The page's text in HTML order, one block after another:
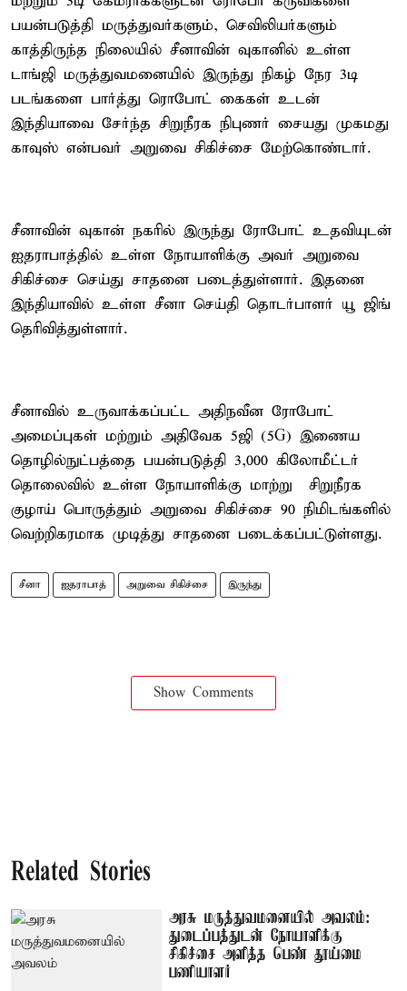
பயன்படுத்தி மருத்துவர்களும், செவிலியர்களும்
காத்திருந்த நிலையில் சீனாவின் வுகானில் உள்ள
டாங்ஜி மருத்துவமனையில் இருந்து நிகழ் நேர 3டி
படங்களை பார்த்து ரொபோட் கைகள் உடன்
இந்தியாவை சேர்ந்த சிறுநீரக நிபுணர் சையது முகமது
காவுஸ் என்பவர் அறுவை சிகிச்சை மேற்கொண்டார்.
சீனாவின் வுகான் நகரில் இருந்து ரோபோட் உதவியுடன்
ஐதராபாத்தில் உள்ள நோயாளிக்கு அவர் அறுவை
சிகிச்சை செய்து சாதனை படைத்துள்ளார். இதனை
இந்தியாவில் உள்ள சீனா செய்தி தொடர்பாளர் யூ ஜிங்
தெரிவித்துள்ளார்.
சீனாவில் உருவாக்கப்பட்ட அதிநவீன ரோபோட்
அமைப்புகள் மற்றும் அதிவேக 5ஜி (5G) இணைய
தொழில்நுட்பத்தை பயன்படுத்தி 3,000 கிலோமீட்டர்
தொலைவில் உள்ள நோயாளிக்கு மாற்று சிறுநீரக
குழாய் பொருத்தும் அறுவை சிகிச்சை 90 நிமிடங்களில்
வெற்றிகரமாக முடித்து சாதனை படைக்கப்பட்டுள்ளது.
சீனா ஐதராபாத் அறுவை சிகிச்சை இருந்து
Show Comments
Related Stories
அரசு மருத்துவமனையில் அவலம்:
துடைப்பத்துடன் நோயாளிக்கு
சிகிச்சை அளித்த பெண் தூய்மை
பணியாளர்